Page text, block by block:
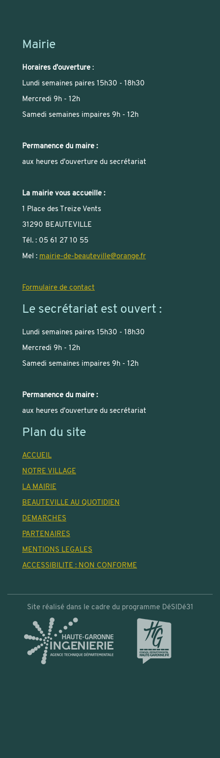
Mairie
Horaires d'ouverture :
Lundi semaines paires 15h30 - 18h30
Mercredi 9h - 12h
Samedi semaines impaires 9h - 12h
Permanence du maire :
aux heures d'ouverture du secrétariat
La mairie vous accueille :
1 Place des Treize Vents
31290 BEAUTEVILLE
Tél. : 05 61 27 10 55
Mel : mairie-de-beauteville@orange.fr
Formulaire de contact
Le secrétariat est ouvert :
Lundi semaines paires 15h30 - 18h30
Mercredi 9h - 12h
Samedi semaines impaires 9h - 12h
Permanence du maire :
aux heures d'ouverture du secrétariat
Plan du site
ACCUEIL
NOTRE VILLAGE
LA MAIRIE
BEAUTEVILLE AU QUOTIDIEN
DEMARCHES
PARTENAIRES
MENTIONS LEGALES
ACCESSIBILITE : NON CONFORME
Site réalisé dans le cadre du programme DéSIDé31